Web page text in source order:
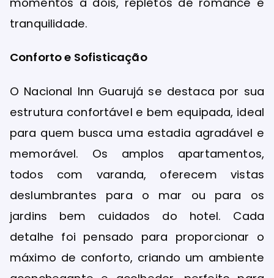
tranquilidade.
Conforto e Sofisticação
O Nacional Inn Guarujá se destaca por sua
estrutura confortável e bem equipada, ideal
para quem busca uma estadia agradável e
memorável. Os amplos apartamentos,
todos com varanda, oferecem vistas
deslumbrantes para o mar ou para os
jardins bem cuidados do hotel. Cada
detalhe foi pensado para proporcionar o
máximo de conforto, criando um ambiente